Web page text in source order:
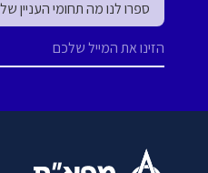
ספרו לנו מה תחומי העניין
הזינו את המייל שלכם